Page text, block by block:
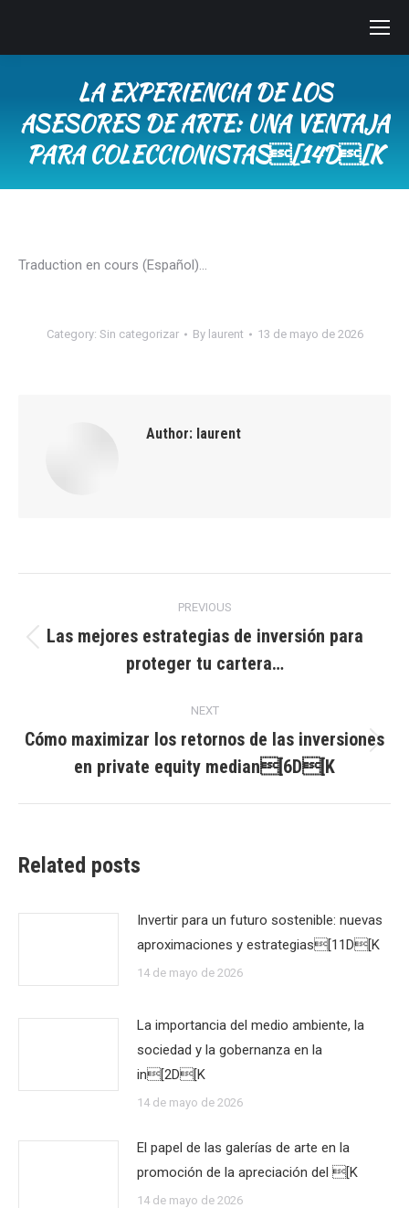
LA EXPERIENCIA DE LOS
ASESORES DE ARTE: UNA VENTAJA
PARA COLECCIONISTAS[14D[K
Traduction en cours (Español)…
Category: Sin categorizar By laurent 13 de mayo de 2026
Author: laurent
navigation
PREVIOUS
Previous
post:
Las mejores estrategias de inversión para
proteger tu cartera…
NEXT
post:
Cómo maximizar los retornos de las inversiones
en private equity median[6D[K
Related posts
Invertir para un futuro sostenible: nuevas
aproximaciones y estrategias[11D[K
14 de mayo de 2026
La importancia del medio ambiente, la
sociedad y la gobernanza en la
in[2D[K
14 de mayo de 2026
El papel de las galerías de arte en la
promoción de la apreciación del [K
14 de mayo de 2026